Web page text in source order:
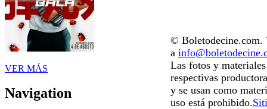
VER MÁS
Navigation
© Boletodecine.com.
a
Las fotos y
respectivas
y se usan como
uso está prohibido.